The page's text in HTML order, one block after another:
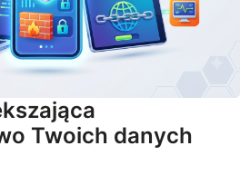
Twoich danych